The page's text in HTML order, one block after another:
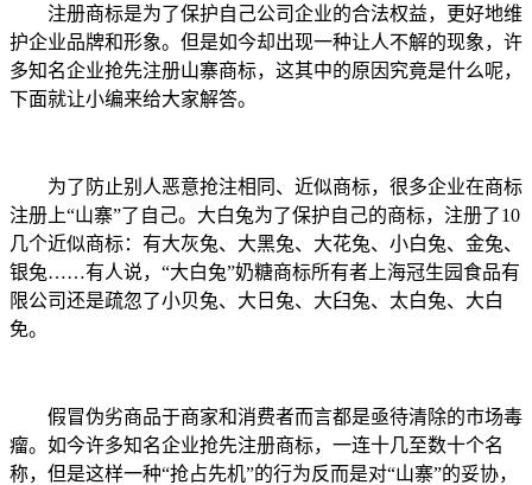
注册商标是为了保护自己公司企业的合法权益，更好地维
护企业品牌和形象。但是如今却出现一种让人不解的现象，许
多知名企业抢先注册山寨商标，这其中的原因究竟是什么呢，
下面就让小编来给大家解答。
为了防止别人恶意抢注相同、近似商标，很多企业在商标
注册上“山寨”了自己。大白兔为了保护自己的商标，注册了10
几个近似商标：有大灰兔、大黑兔、大花兔、小白兔、金兔、
银兔……有人说，“大白兔”奶糖商标所有者上海冠生园食品有
限公司还是疏忽了小贝兔、大日兔、大臼兔、太白兔、大白
免。
假冒伪劣商品于商家和消费者而言都是亟待清除的市场毒
瘤。如今许多知名企业抢先注册商标，一连十几至数十个名
称，但是这样一种“抢占先机”的行为反而是对“山寨”的妥协，